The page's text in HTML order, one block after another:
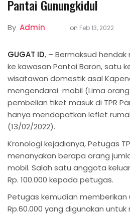
Pantai Gunungkidul
By Admin on Feb 13, 2022
GUGAT ID, – Bermaksud
ke kawasan Pantai Baron, satu
wisatawan domestik asal
mengendarai mobil (Lima
pembelian tiket masuk di TPR
hanya mendapatkan leflet
(13/02/2022).
Kronologi kejadianya, Petugas
menanyakan berapa orang
mobil. Salah satu anggota
Rp. 100.000 kepada petugas.
Petugas kemudian memberikan
Rp.60.000 yang digunakan